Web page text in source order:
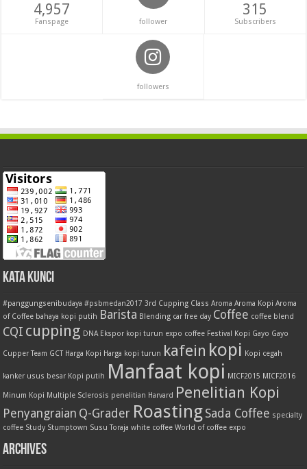
4,957
Fanspage follower
315
Subscribers
followers
Kata Kunci
#panggungsenibudaya #psbmedan2017 3rd Cupping Class Aroma Aroma Kopi Aroma
of Coffee bahaya kopi putih Barista Blending car free day Coffee coffee blend
CQI cupping DNA Ekspor kopi turun expo coffee Festival Kopi Gayo Gayo
Cupper Team GCT Harga Kopi Harga kopi turun kafein kopi Kopi cegah
kanker usus besar Kopi putih Manfaat kopi MICF2015 MICF2016
Minum Kopi Multiple Sclerosis penelitian Harvard Penelitian Kopi
Penyangraian Q-Grader Roasting Sada Coffee specialty
coffee Study Stumptown Susu Toraja white coffee World of coffee expo
Archives